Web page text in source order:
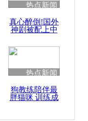
热点新闻
真心醉倒!国外
神剧被配上中
热点新闻
狗教练陪伴最
胖猫咪 训练成